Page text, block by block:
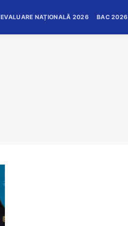
EVALUARE NAȚIONALĂ 2026 BAC 2026